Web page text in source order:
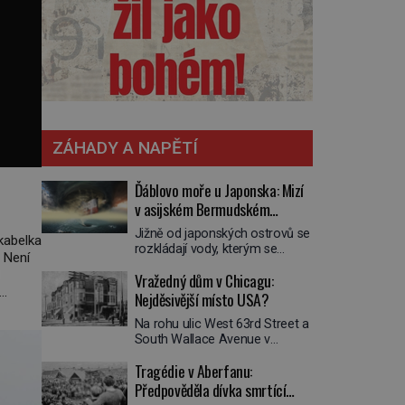
ZÁHADY A NAPĚTÍ
Ďáblovo moře u Japonska: Mizí
v asijském Bermudském
trojúhelníku lodě ve spárech
neznámé síly?
Jižně od japonských ostrovů se
rozkládají vody, kterým se
se o lodích mizejících beze
stopy, podivných světlech,
zrádných proudech i mořských
dracích, kteří měli tyto končiny
střežit už v dávných legendách.
trojúhelník skutečně prokletým
místem, nebo se zde jen
Vražedný dům v Chicagu:
Nejděsivější místo USA?
Na rohu ulic West 63rd Street a
South Wallace Avenue v
Nemá žádný speciální nápis ani
pamětní desku. A přesto prý
místní zaměstnanci neradi
Tragédie v Aberfanu:
Předpověděla dívka smrtící